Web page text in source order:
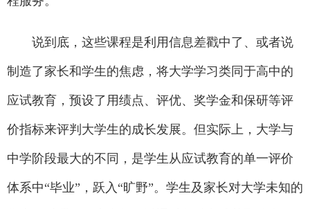
说到底，这些课程是利用信息差戳中了、或者说
制造了家长和学生的焦虑，将大学学习类同于高中的
应试教育，预设了用绩点、评优、奖学金和保研等评
价指标来评判大学生的成长发展。但实际上，大学与
中学阶段最大的不同，是学生从应试教育的单一评价
体系中“毕业”，跃入“旷野”。学生及家长对大学未知的